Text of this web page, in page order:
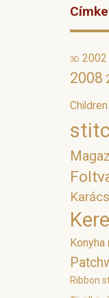
3D 2002
2008
Children
Konyha
Ribbon